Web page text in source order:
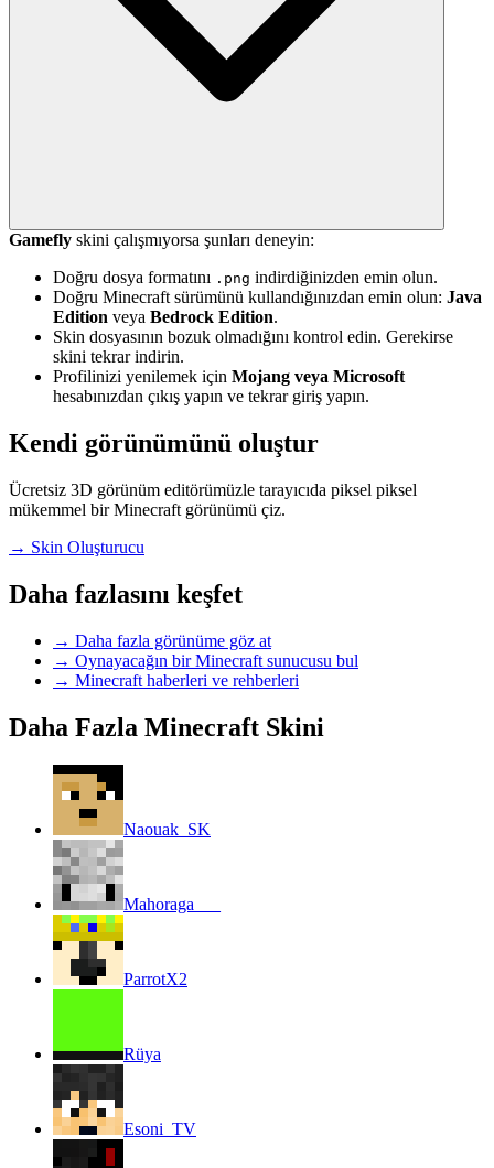
Gamefly skini çalışmıyorsa şunları deneyin:
Doğru dosya formatını .png indirdiğinizden emin olun.
Doğru Minecraft sürümünü kullandığınızdan emin olun: Java
Edition veya Bedrock Edition.
Skin dosyasının bozuk olmadığını kontrol edin. Gerekirse
skini tekrar indirin.
Profilinizi yenilemek için Mojang veya Microsoft
hesabınızdan çıkış yapın ve tekrar giriş yapın.
Kendi görünümünü oluştur
Ücretsiz 3D görünüm editörümüzle tarayıcıda piksel piksel
mükemmel bir Minecraft görünümü çiz.
→ Skin Oluşturucu
Daha fazlasını keşfet
→ Daha fazla görünüme göz at
→ Oynayacağın bir Minecraft sunucusu bul
→ Minecraft haberleri ve rehberleri
Daha Fazla Minecraft Skini
Naouak_SK
Mahoraga___
ParrotX2
Rüya
Esoni_TV